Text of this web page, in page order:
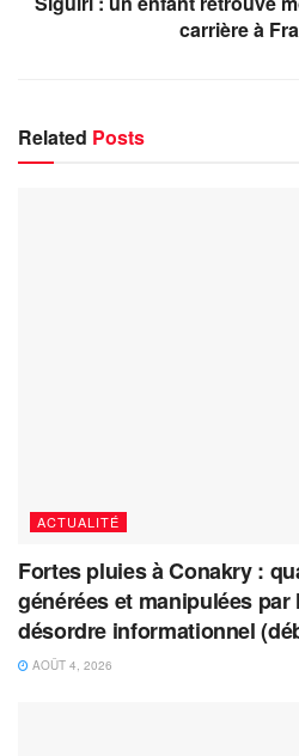
carrière à
Related Posts
ACTUALITÉ
Fortes pluies à Conakry :
générées et manipulées par
désordre informationnel
AOÛT 4, 2026